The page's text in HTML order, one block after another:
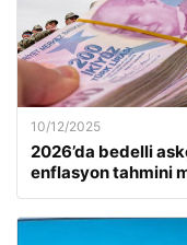
10/12/2025
2026’da bedelli
enflasyon tahmini